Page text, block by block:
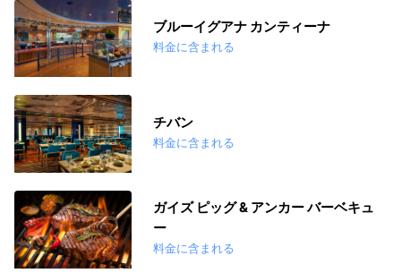
ブルーイグアナ カンティーナ
料金に含まれる
チバン
料金に含まれる
ガイズ ピッグ & アンカー バーベキュ
ー
料金に含まれる